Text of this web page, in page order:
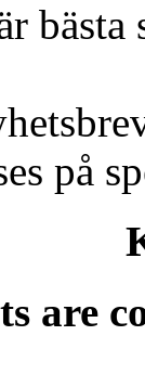
på
are